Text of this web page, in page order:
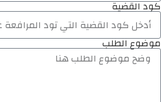
كود القضية
موضوع الطلب